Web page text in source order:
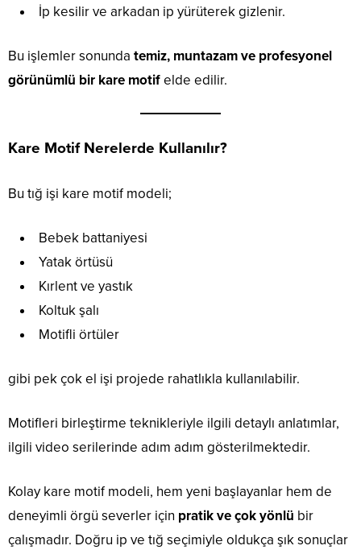
İp kesilir ve arkadan ip yürüterek gizlenir.
Bu işlemler sonunda temiz, muntazam ve profesyonel
görünümlü bir kare motifelde edilir.
Kare Motif Nerelerde Kullanılır?
Bu tığ işi kare motif modeli;
Bebek battaniyesi
Yatak örtüsü
Kırlent ve yastık
Koltuk şalı
Motifli örtüler
gibi pek çok el işi projede rahatlıkla kullanılabilir.
Motifleri birleştirme teknikleriyle ilgili detaylı anlatımlar,
ilgili video serilerinde adım adım gösterilmektedir.
Kolay kare motif modeli, hem yeni başlayanlar hem de
deneyimli örgü severler için pratik ve çok yönlü bir
çalışmadır. Doğru ip ve tığ seçimiyle oldukça şık sonuçlar